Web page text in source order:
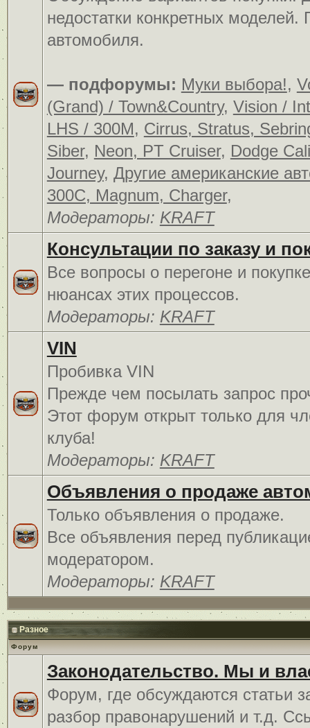
недостатки конкретных
автомобиля.
— подфорумы: Муки выбора!,
(Grand) / Town&Country, Vision /
LHS / 300M, Cirrus, Stratus,
Siber, Neon, PT Cruiser, Dodge
Journey, Другие американские
300C, Magnum, Charger,
Модераторы: KRAFT
Консультации по заказу и
Все вопросы о перегоне и
нюансах этих процессов.
Модераторы: KRAFT
VIN
Пробивка VIN
Прежде чем посылать запрос
Этот форум открыт только для
клуба!
Модераторы: KRAFT
Объявления о продаже
Только объявления о продаже.
Все объявления перед
модератором.
Модераторы: KRAFT
Разное
Форум
Законодательство. Мы и
Форум, где обсуждаются статьи
разбор правонарушений и т.д.